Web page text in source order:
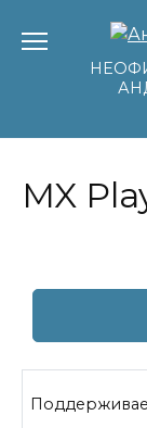
содержанию
MX